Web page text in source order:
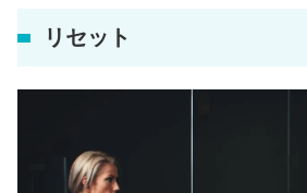
リセット